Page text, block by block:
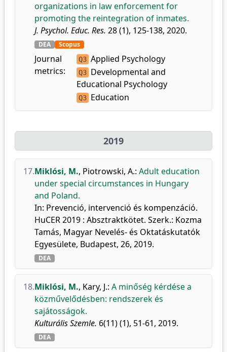
organizations in law enforcement for
promoting the reintegration of inmates.
J. Psychol. Educ. Res. 28 (1), 125-138, 2020.
DEA Scopus
Journal
metrics:
Q3 Applied Psychology
Q3 Developmental and
Educational Psychology
Q3 Education
2019
17.Miklósi, M., Piotrowski, A.: Adult education
under special circumstances in Hungary
and Poland.
In: Prevenció, intervenció és kompenzáció.
HuCER 2019 : Absztraktkötet. Szerk.: Kozma
Tamás, Magyar Nevelés- és Oktatáskutatók
Egyesülete, Budapest, 26, 2019.
DEA
18.Miklósi, M., Kary, J.: A minőség kérdése a
közművelődésben: rendszerek és
sajátosságok.
Kulturális Szemle. 6(11) (1), 51-61, 2019.
DEA